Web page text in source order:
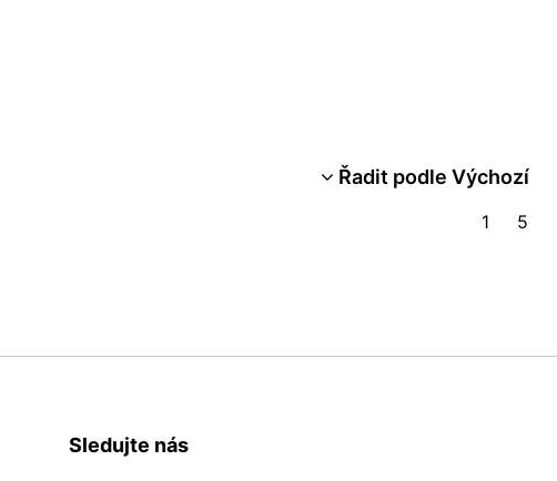
Řadit podle Výchozí
1 5
Sledujte nás